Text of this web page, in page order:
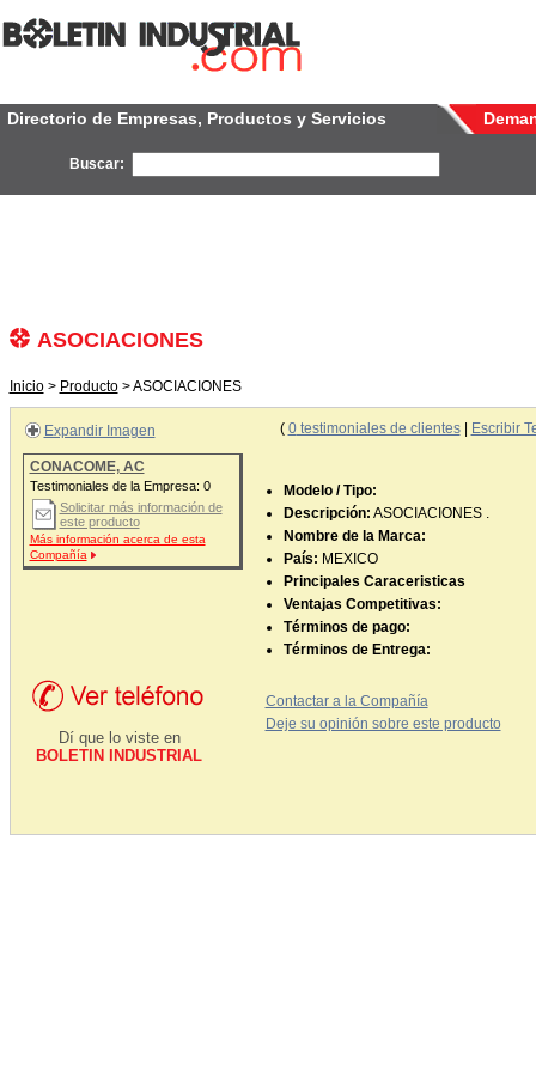
Directorio de Empresas, Productos y Servicios
Buscar:
ASOCIACIONES
Inicio> Producto> ASOCIACIONES
Expandir Imagen
CONACOME, AC
Testimoniales de la Empresa: 0
Solicitar más información de
este producto
Más información acerca de esta
Compañía
Dí que lo viste en
BOLETIN INDUSTRIAL
( 0testimoniales de clientes| Escribir
Modelo / Tipo:
Descripción: ASOCIACIONES .
Nombre de la Marca:
País: MEXICO
Principales Caraceristicas
Ventajas Competitivas:
Términos de pago:
Términos de Entrega:
Contactar a la Compañía
Deje su opinión sobre este producto